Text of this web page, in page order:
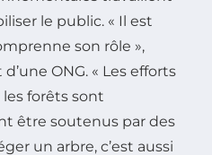
le public. « Il est
son rôle »,
ONG. « Les efforts
forêts sont
être soutenus par des
un arbre, c’est aussi